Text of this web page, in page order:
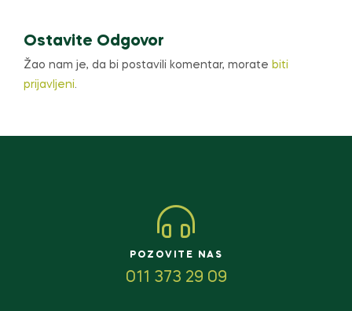
Ostavite Odgovor
Žao nam je, da bi postavili komentar, morate biti
prijavljeni.
POZOVITE NAS
011 373 29 09